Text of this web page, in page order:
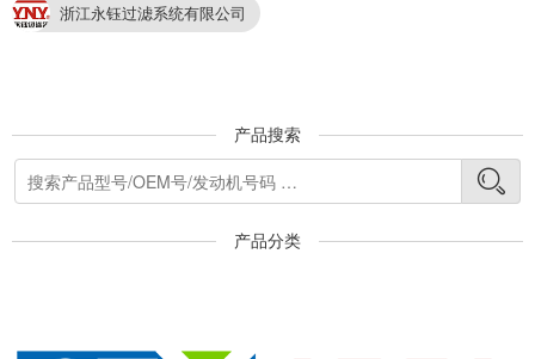
浙江永钰过滤系统有限公司
产品搜索
产品分类